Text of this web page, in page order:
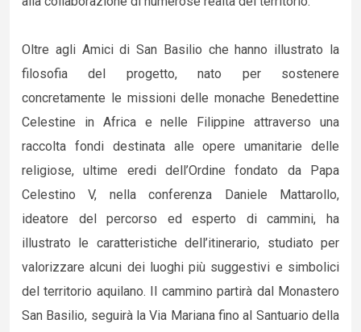
Oltre agli Amici di San Basilio che hanno illustrato la
filosofia del progetto, nato per sostenere
concretamente le missioni delle monache Benedettine
Celestine in Africa e nelle Filippine attraverso una
raccolta fondi destinata alle opere umanitarie delle
religiose, ultime eredi dell’Ordine fondato da Papa
Celestino V, nella conferenza Daniele Mattarollo,
ideatore del percorso ed esperto di cammini, ha
illustrato le caratteristiche dell’itinerario, studiato per
valorizzare alcuni dei luoghi più suggestivi e simbolici
del territorio aquilano. Il cammino partirà dal Monastero
San Basilio, seguirà la Via Mariana fino al Santuario della